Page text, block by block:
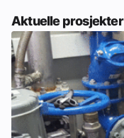
Aktuelle prosjekter